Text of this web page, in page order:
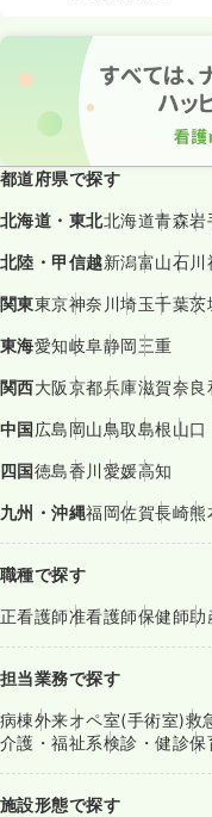
都道府県で探す
北海道・東北北海道青森岩
北陸・甲信越新潟富山石川
関東東京神奈川埼玉千葉茨
東海愛知岐阜静岡三重
関西大阪京都兵庫滋賀奈良
中国広島岡山鳥取島根山口
四国徳島香川愛媛高知
九州・沖縄福岡佐賀長崎熊
職種で探す
正看護師准看護師保健師助
担当業務で探す
病棟外来オペ室(手術室)救
介護・福祉系検診・健診保
施設形態で探す